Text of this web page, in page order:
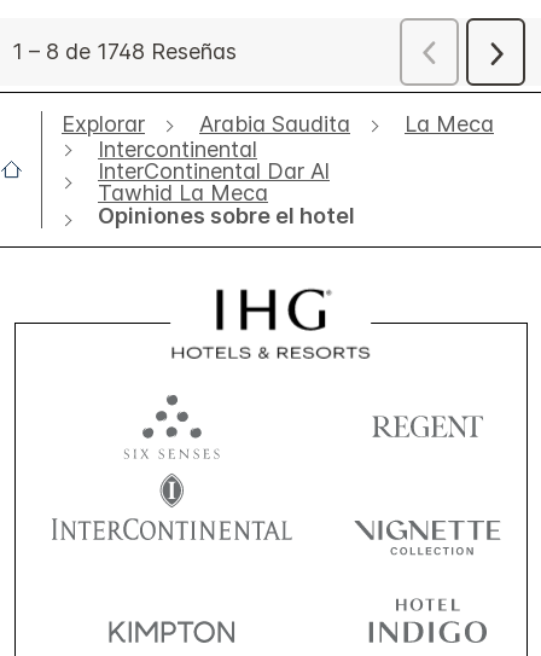
Explorar Arabia Saudita
La Meca
Intercontinental
InterContinental Dar Al
Tawhid La Meca
Opiniones sobre el hotel